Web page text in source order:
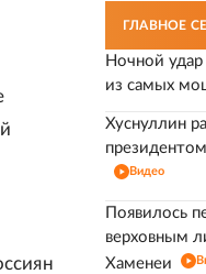
ГЛАВНОЕ
Ночной
из самых
Хуснуллин
Видео
Появилось
верховным
Хаменеи